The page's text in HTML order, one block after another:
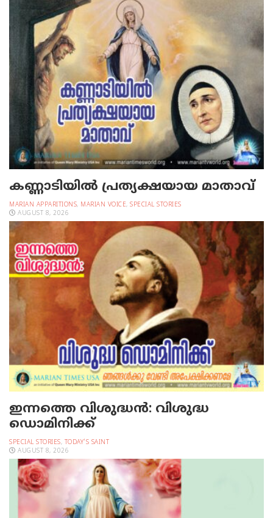
കണ്ണാടിയില്‍ പ്രത്യക്ഷയായ മാതാവ്
MARIAN APPARITIONS, MARIAN VOICE, SPECIAL STORIES
AUGUST 8, 2026
ഇന്നത്തെ വിശുദ്ധന്‍: വിശുദ്ധ
ഡൊമിനിക്ക്
SPECIAL STORIES, TODAY'S SAINT
AUGUST 8, 2026